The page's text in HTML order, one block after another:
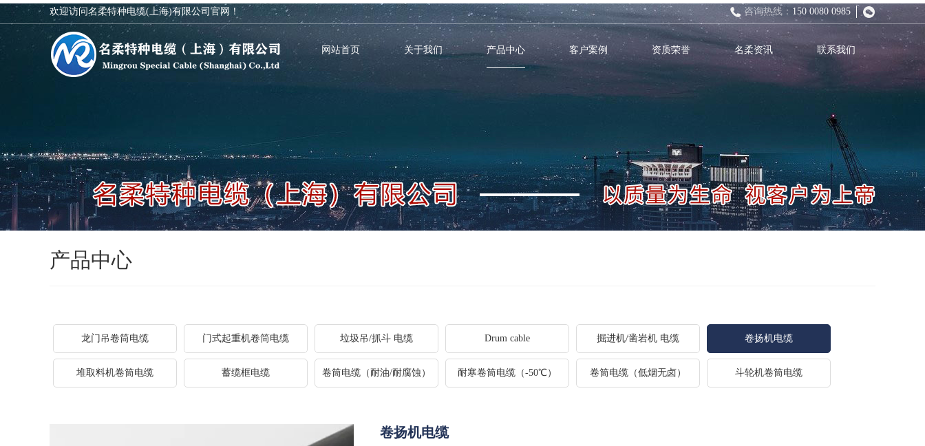
欢迎访问名柔特种电缆(上海)有限公司官网！ 咨询热线： 150 0080 0985
网站首页 关于我们 产品中心 客户案例 资质荣誉 名柔资讯 联系我们
产品中心
龙门吊卷筒电缆 门式起重机卷筒电缆 垃圾吊/抓斗 电缆 Drum cable 掘进机/凿岩机 电缆 卷扬机电缆
堆取料机卷筒电缆 蓄缆框电缆 卷筒电缆（耐油/耐腐蚀） 耐寒卷筒电缆（-50℃） 卷筒电缆（低烟无卤） 斗轮机卷筒电缆
卷扬机电缆